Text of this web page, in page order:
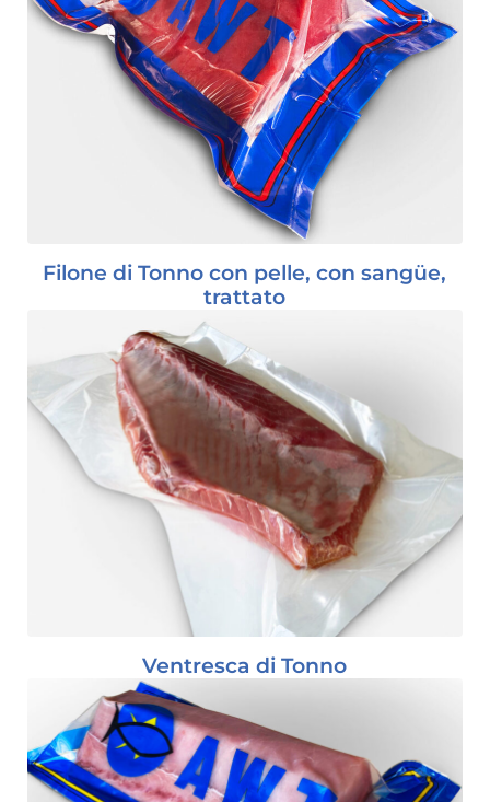
Filone di Tonno con pelle, con sangüe,
trattato
Ventresca di Tonno